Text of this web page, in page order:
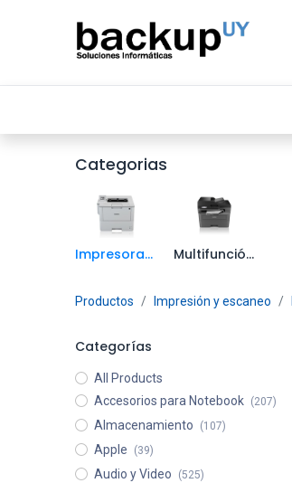
Categorias
Impresoras Láser Monocromo Multifunción Láser Monocromo
Productos Impresión y escaneo
Categorías
All Products
Accesorios para Notebook
(207)
Almacenamiento (107)
Apple (39)
Audio y Video (525)